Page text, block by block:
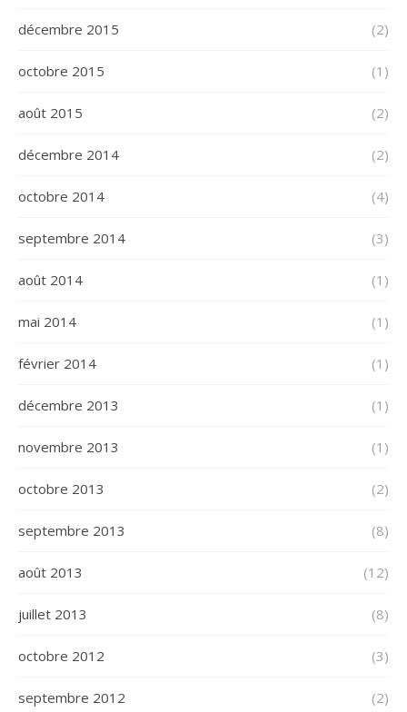
décembre 2015 (2)
octobre 2015 (1)
août 2015 (2)
décembre 2014 (2)
octobre 2014 (4)
septembre 2014 (3)
août 2014 (1)
mai 2014 (1)
février 2014 (1)
décembre 2013 (1)
novembre 2013 (1)
octobre 2013 (2)
septembre 2013 (8)
août 2013 (12)
juillet 2013 (8)
octobre 2012 (3)
septembre 2012 (2)